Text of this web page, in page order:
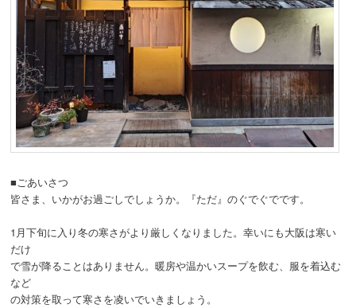
■ごあいさつ
皆さま、いかがお過ごしでしょうか。『ただ』のぐでぐでです。
1月下旬に入り冬の寒さがより厳しくなりました。幸いにも大阪は寒い
だけ
で雪が降ることはありません。暖房や温かいスープを飲む、服を着込む
など
の対策を取って寒さを凌いでいきましょう。